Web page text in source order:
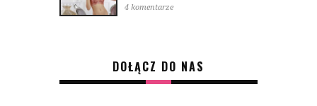
4 komentarze
DOŁĄCZ DO NAS